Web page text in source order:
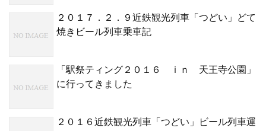
２０１７．２．９近鉄観光列車「つどい」どて
焼きビール列車乗車記
「駅祭ティング２０１６ ｉｎ 天王寺公園」
に行ってきました
２０１６近鉄観光列車「つどい」ビール列車運